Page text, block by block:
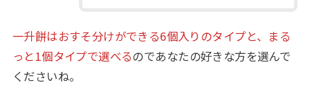
一升餅はおすそ分けができる6個入りのタイプと、まる
っと1個タイプで選べるのであなたの好きな方を選んで
くださいね。